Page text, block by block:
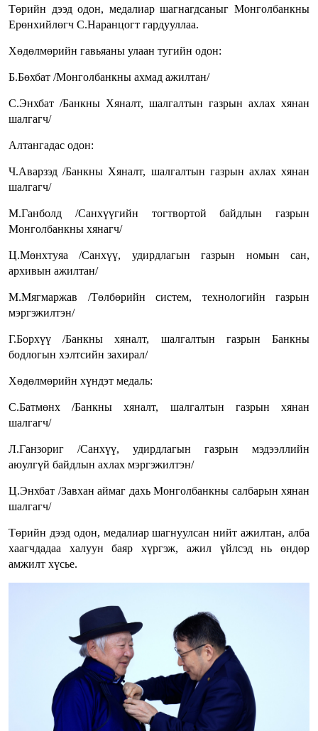
Төрийн дээд одон, медалиар шагнагдсаныг Монголбанкны
Ерөнхийлөгч С.Наранцогт гардууллаа.
Хөдөлмөрийн гавьяаны улаан тугийн одон:
Б.Бөхбат /Монголбанкны ахмад ажилтан/
С.Энхбат /Банкны Хяналт, шалгалтын газрын ахлах хянан
шалгагч/
Алтангадас одон:
Ч.Аварзэд /Банкны Хяналт, шалгалтын газрын ахлах хянан
шалгагч/
М.Ганболд /Санхүүгийн тогтвортой байдлын газрын
Монголбанкны хянагч/
Ц.Мөнхтуяа /Санхүү, удирдлагын газрын номын сан,
архивын ажилтан/
М.Мягмаржав /Төлбөрийн систем, технологийн газрын
мэргэжилтэн/
Г.Борхүү /Банкны хяналт, шалгалтын газрын Банкны
бодлогын хэлтсийн захирал/
Хөдөлмөрийн хүндэт медаль:
С.Батмөнх /Банкны хяналт, шалгалтын газрын хянан
шалгагч/
Л.Ганзориг /Санхүү, удирдлагын газрын мэдээллийн
аюулгүй байдлын ахлах мэргэжилтэн/
Ц.Энхбат /Завхан аймаг дахь Монголбанкны салбарын хянан
шалгагч/
Төрийн дээд одон, медалиар шагнуулсан нийт ажилтан, алба
хаагчдадаа халуун баяр хүргэж, ажил үйлсэд нь өндөр
амжилт хүсье.